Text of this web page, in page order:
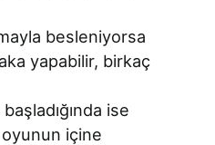
besleniyorsa
yapabilir, birkaç
ise
içine